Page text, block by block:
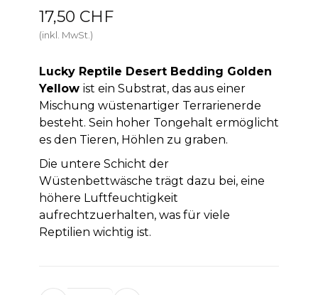
17,50 CHF
(inkl. MwSt.)
Lucky Reptile Desert Bedding Golden
Yellow ist ein Substrat, das aus einer
Mischung wüstenartiger Terrarienerde
besteht. Sein hoher Tongehalt ermöglicht
es den Tieren, Höhlen zu graben.
Die untere Schicht der
Wüstenbettwäsche trägt dazu bei, eine
höhere Luftfeuchtigkeit
aufrechtzuerhalten, was für viele
Reptilien wichtig ist.